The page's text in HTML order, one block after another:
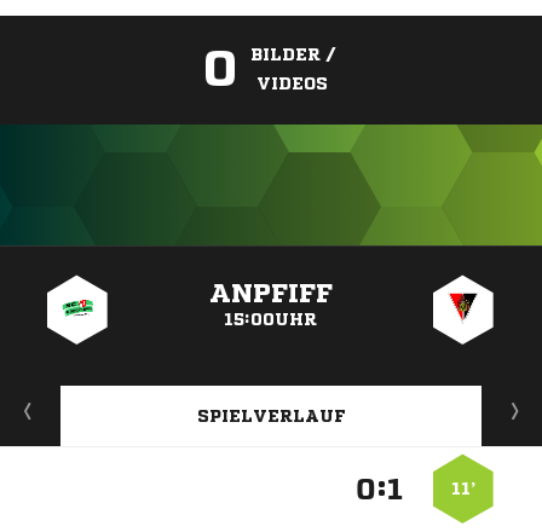
0
BILDER /
VIDEOS
ANPFIFF
15:00UHR
SPIELVERLAUF
11’
: